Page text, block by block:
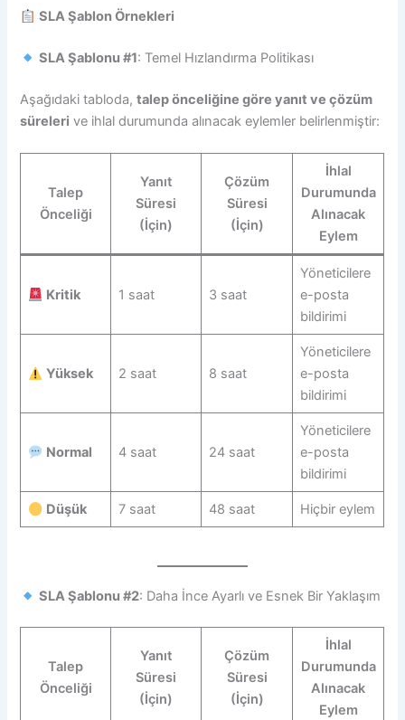
SLA Şablon Örnekleri
SLA Şablonu #1: Temel Hızlandırma Politikası
Aşağıdaki tabloda,talep önceliğine göre yanıt ve çözüm
süreleri ve ihlal durumunda alınacak eylemler belirlenmiştir:
Talep
Önceliği
Yanıt
Süresi
(İçin)
Çözüm
Süresi
(İçin)
İhlal
Durumunda
Alınacak
Eylem
Kritik 1 saat 3 saat
Yöneticilere
e-posta
bildirimi
Yüksek 2 saat 8 saat
Yöneticilere
e-posta
bildirimi
Normal 4 saat 24 saat
Yöneticilere
e-posta
bildirimi
Düşük 7 saat 48 saat Hiçbir eylem
SLA Şablonu #2: Daha İnce Ayarlı ve Esnek Bir Yaklaşım
Talep
Önceliği
Yanıt
Süresi
(İçin)
Çözüm
Süresi
(İçin)
İhlal
Durumunda
Alınacak
Eylem